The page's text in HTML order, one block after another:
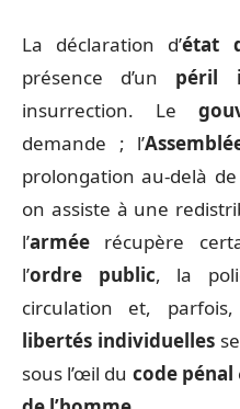
La déclaration d’état
présence d’un péril
insurrection. Le
demande ; l’
prolongation au-delà
on assiste à une
l’armée récupère
l’ordre public, la
circulation et,
libertés individuelles
sous l’œil du code pénal